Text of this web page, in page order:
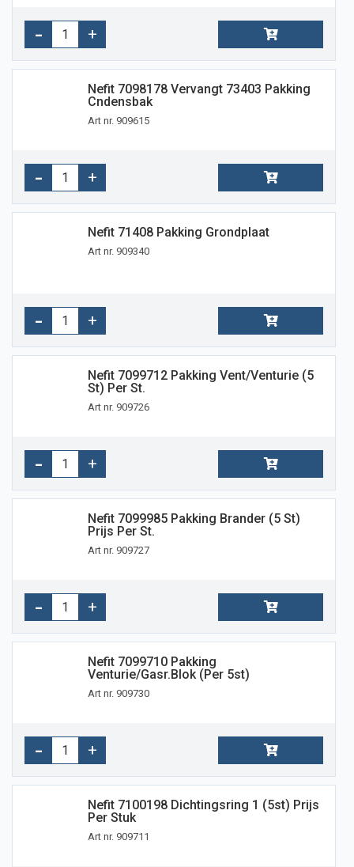
Nefit 7098178 Vervangt 73403 Pakking
Cndensbak
Art nr. 909615
Nefit 71408 Pakking Grondplaat
Art nr. 909340
Nefit 7099712 Pakking Vent/venturie (5
St) Per St.
Art nr. 909726
Nefit 7099985 Pakking Brander (5 St)
Prijs Per St.
Art nr. 909727
Nefit 7099710 Pakking
Venturie/gasr.blok (per 5st)
Art nr. 909730
Nefit 7100198 Dichtingsring 1 (5st) Prijs
Per Stuk
Art nr. 909711